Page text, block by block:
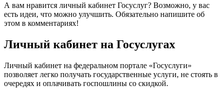
А вам нравится личный кабинет Госуслуг? Возможно, у вас
есть идеи, что можно улучшить. Обязательно напишите об
этом в комментариях!
Личный кабинет на Госуслугах
Личный кабинет на федеральном портале «Госуслуги»
позволяет легко получать государственные услуги, не стоять в
очередях и оплачивать госпошлины со скидкой.